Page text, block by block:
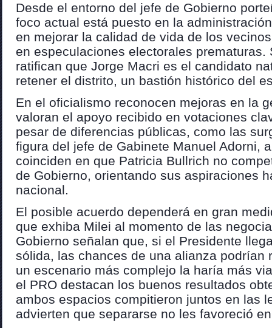
Desde el entorno del jefe de Gobierno
foco actual está puesto en la
en mejorar la calidad de vida de los
en especulaciones electorales prematuras.
ratifican que Jorge Macri es el candidato
retener el distrito, un bastión histórico del
En el oficialismo reconocen mejoras en la
valoran el apoyo recibido en votaciones
pesar de diferencias públicas, como las
figura del jefe de Gabinete Manuel Adorni,
coinciden en que Patricia Bullrich no
de Gobierno, orientando sus aspiraciones
nacional.
El posible acuerdo dependerá en gran
que exhiba Milei al momento de las
Gobierno señalan que, si el Presidente
sólida, las chances de una alianza podrían
un escenario más complejo la haría más
el PRO destacan los buenos resultados
ambos espacios compitieron juntos en las
advierten que separarse no les favoreció